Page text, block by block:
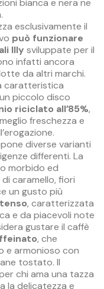
bianca e nera ne
esclusivamente il
può funzionare
Illy sviluppate per il
infatti ancora
da altri marchi.
caratteristica
piccolo disco
riciclato all’85%,
freschezza e
diverse varianti
differenti. La
morbido ed
caramello, fiori
un gusto più
, caratterizzata
e da piacevoli note
gustare il caffè
, che
e armonioso con
tostato. Il
chi ama una tazza
la delicatezza e